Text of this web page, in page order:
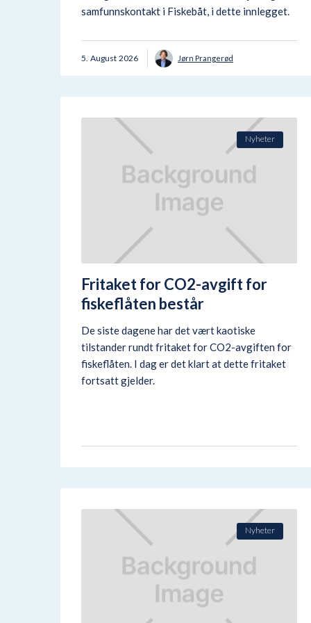
samfunnskontakt i Fiskebåt, i dette innlegget.
5. August 2026 Jørn Prangerød
Nyheter
Fritaket for CO2-avgift for
fiskeflåten består
De siste dagene har det vært kaotiske
tilstander rundt fritaket for CO2-avgiften for
fiskeflåten. I dag er det klart at dette fritaket
fortsatt gjelder.
Nyheter